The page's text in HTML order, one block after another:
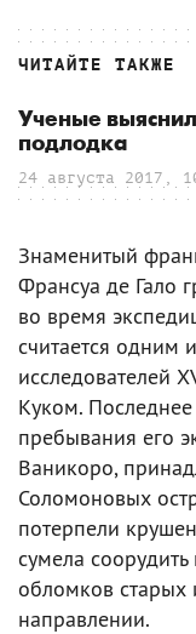
ЧИТАЙТЕ ТАКЖЕ
Ученые
подлодка
24 августа 2017,
Знаменитый
Франсуа де Гало
во время
считается одним
исследователей
Куком.
пребывания его
Ваникоро,
Соломоновых
потерпели
сумела
обломков старых
направлении.